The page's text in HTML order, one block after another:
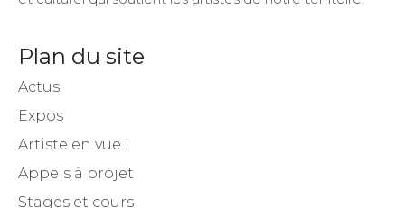
Plan du site
Actus
Expos
Artiste en vue !
Appels à projet
Stages et cours